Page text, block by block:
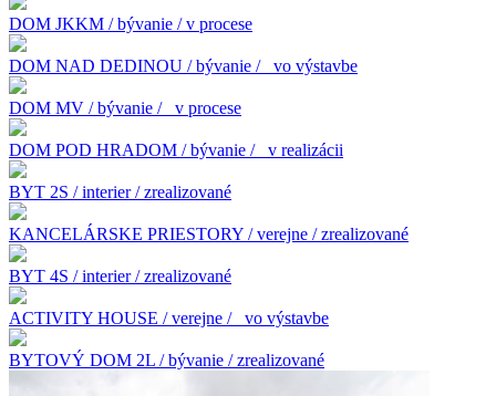
DOM JKKM / bývanie / v procese
DOM NAD DEDINOU / bývanie / vo výstavbe
DOM MV / bývanie / v procese
DOM POD HRADOM / bývanie / v realizácii
BYT 2S / interier / zrealizované
KANCELÁRSKE PRIESTORY / verejne / zrealizované
BYT 4S / interier / zrealizované
ACTIVITY HOUSE / verejne / vo výstavbe
BYTOVÝ DOM 2L / bývanie / zrealizované